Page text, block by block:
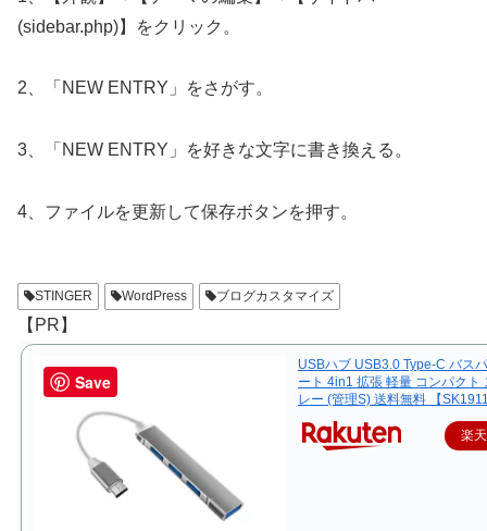
(sidebar.php)】をクリック。
2、「NEW ENTRY」をさがす。
3、「NEW ENTRY」を好きな文字に書き換える。
4、ファイルを更新して保存ボタンを押す。
STINGER WordPress ブログカスタマイズ
【PR】
USBハブ USB3.0 Type-C バス
ート 4in1 拡張 軽量 コンパクト
レー (管理S) 送料無料 【
楽
Save